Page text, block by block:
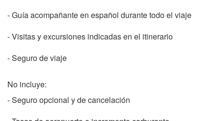
- Guía acompañante en español durante todo el viaje
- Visitas y excursiones indicadas en el itinerario
- Seguro de viaje
No incluye:
- Seguro opcional y de cancelación